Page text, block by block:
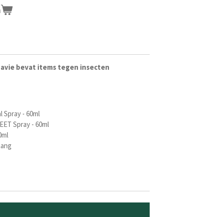
bevat items tegen insecten
- 60ml
Spray - 60ml